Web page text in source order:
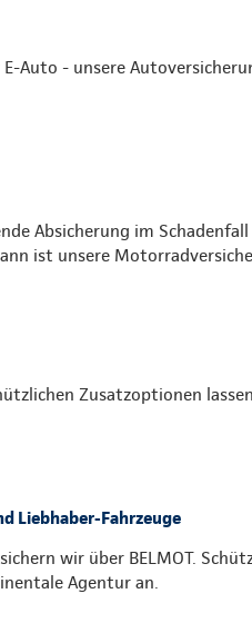
E-Auto - unsere
Absicherung im
ist unsere
Zusatzoptionen
Liebhaber-Fahrzeuge
wir über BELMOT.
Agentur an.